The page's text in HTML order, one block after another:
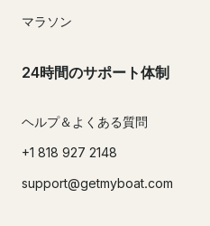
マラソン
24時間のサポート体制
ヘルプ＆よくある質問
+1 818 927 2148
support@getmyboat.com